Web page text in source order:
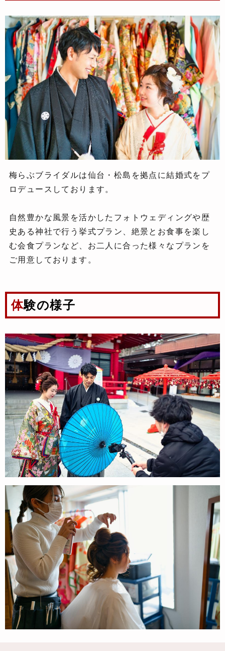
梅らぶブライダルは仙台・松島を拠点に結婚式をプ
ロデュースしております。
自然豊かな風景を活かしたフォトウェディングや歴
史ある神社で行う挙式プラン、絶景とお食事を楽し
む会食プランなど、お二人に合った様々なプランを
ご用意しております。
体験の様子